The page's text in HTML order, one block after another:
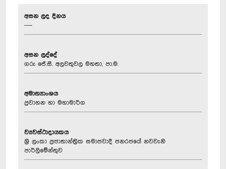
අසන ලද දිනය
----
අසන ලද්දේ
ගරු ජේ.සී. අලවතුවල මහතා, පා.ම.
අමාත්‍යාංශය
ප්‍රවාහන හා මහාමාර්ග
ව්‍යවස්ථාදායකය
ශ්‍රී ලංකා ප්‍රජාතාන්ත්‍රික සමාජවාදී ජනරජයේ නවවැනි
පාර්ලිමේන්තුව